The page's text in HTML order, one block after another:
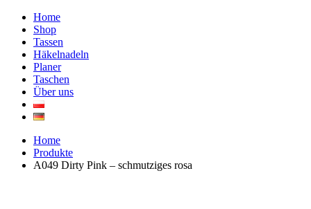
Home
Shop
Tassen
Häkelnadeln
Planer
Taschen
Über uns
Home
Produkte
A049 Dirty Pink – schmutziges rosa